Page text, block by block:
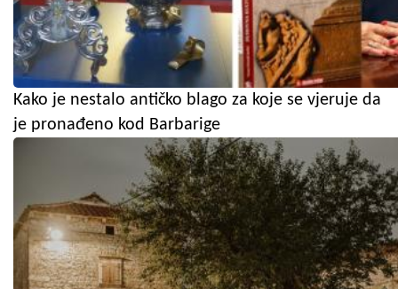
Kako je nestalo antičko blago za koje se vjeruje da
je pronađeno kod Barbarige